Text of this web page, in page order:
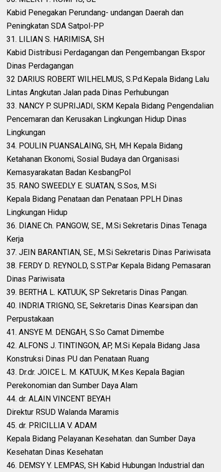
Kabid Penegakan Perundang- undangan Daerah dan
Peningkatan SDA Satpol-PP
31. LILIAN S. HARIMISA, SH
Kabid Distribusi Perdagangan dan Pengembangan Ekspor
Dinas Perdagangan
32 DARIUS ROBERT WILHELMUS, S.Pd.Kepala Bidang Lalu
Lintas Angkutan Jalan pada Dinas Perhubungan
33. NANCY P. SUPRIJADI, SKM Kepala Bidang Pengendalian
Pencemaran dan Kerusakan Lingkungan Hidup Dinas
Lingkungan
34. POULIN PUANSALAING, SH, MH Kepala Bidang
Ketahanan Ekonomi, Sosial Budaya dan Organisasi
Kemasyarakatan Badan KesbangPol
35. RANO SWEEDLY E. SUATAN, S.Sos, M.Si
Kepala Bidang Penataan dan Penataan PPLH Dinas
Lingkungan Hidup
36. DIANE Ch. PANGOW, SE., M.Si Sekretaris Dinas Tenaga
Kerja
37. JEIN BARANTIAN, SE., M.Si Sekretaris Dinas Pariwisata
38. FERDY D. REYNOLD, S.ST.Par Kepala Bidang Pemasaran
Dinas Pariwisata
39. BERTHA L. KATUUK, SP Sekretaris Dinas Pangan.
40. INDRIA TRIGNO, SE, Sekretaris Dinas Kearsipan dan
Perpustakaan
41. ANSYE M. DENGAH, S.So Camat Dimembe
42. ALFONS J. TINTINGON, AP, M.Si Kepala Bidang Jasa
Konstruksi Dinas PU dan Penataan Ruang
43. Dr.dr. JOICE L. M. KATUUK, M.Kes Kepala Bagian
Perekonomian dan Sumber Daya Alam
44. dr. ALAIN VINCENT BEYAH
Direktur RSUD Walanda Maramis
45. dr. PRICILLIA V. ADAM
Kepala Bidang Pelayanan Kesehatan. dan Sumber Daya
Kesehatan Dinas Kesehatan
46. DEMSY Y. LEMPAS, SH Kabid Hubungan Industrial dan